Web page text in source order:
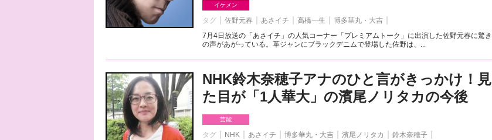
イケメン
タグ 佐野元春 あさイチ 高橋一生
博多華丸・大吉
7月4日放送の「あさイチ」の人気コーナー「プレミアムトーク」に出演した佐野元春に驚き
の声があがっている。革ジャンにブラックデニムで登場した佐野は、...
NHK鈴木奈穂子アナのひと言がきっかけ！見
た目が「1人華大」の濱尾ノリタカの今後
芸能
タグ NHK あさイチ 博多華丸・大吉 濱尾ノリタカ
鈴木奈穂子